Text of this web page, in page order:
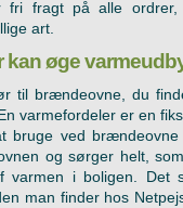
fri fragt på alle
art.
kan øge
til brændeovne, du
varmefordeler er en
bruge ved
og sørger helt,
varmen i boligen. Det
man finder hos